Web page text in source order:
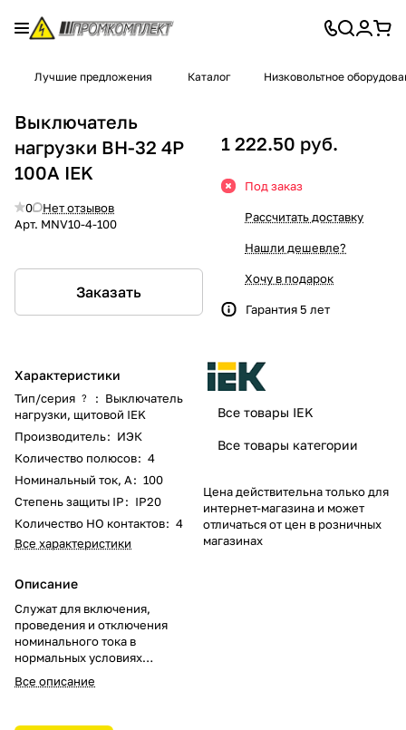
Лучшие предложения Каталог Низковольтное
Выключатель
нагрузки ВН-32 4Р
100А IEK
0
Нет отзывов
Арт. MNV10-4-100
Заказать
Характеристики
Тип/серия ? : Выключатель
нагрузки, щитовой IEK
Производитель: ИЭК
Количество полюсов: 4
Номинальный ток, А: 100
Степень защиты IP: IP20
Количество НО контактов: 4
Все характеристики
Описание
Служат для включения,
проведения и отключения
номинального тока в
нормальных условиях
эксплуатации, проведения тока
в аварийных режимах,
замыкании, а также для
Все описание
1 222.50 руб.
Под заказ
Рассчитать доставку
Нашли дешевле?
Хочу в подарок
Гарантия 5 лет
Все товары IEK
Все товары категории
Цена действительна только для
интернет-магазина и может
отличаться от цен в розничных
магазинах